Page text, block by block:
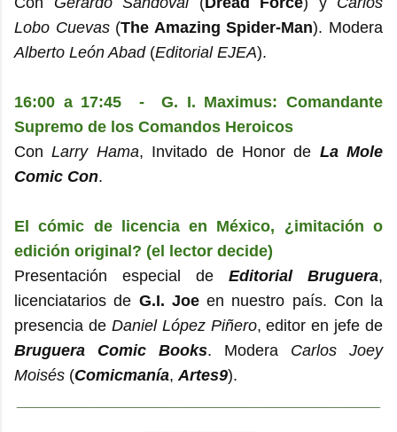
Lobo Cuevas(The Amazing Spider-Man). Modera
Alberto León Abad(Editorial EJEA).
16:00 a 17:45 - G. I. Maximus: Comandante
Supremo de los Comandos Heroicos
ConLarry Hama, Invitado de Honor de La Mole
Comic Con.
El cómic de licencia en México, ¿imitación o
edición original? (el lector decide)
Presentación especial de Editorial Bruguera,
licenciatarios de G.I. Joeen nuestro país. Con la
presencia de Daniel López Piñero, editor en jefe de
Bruguera Comic Books. Modera Carlos Joey
Moisés (Comicmanía, Artes9).